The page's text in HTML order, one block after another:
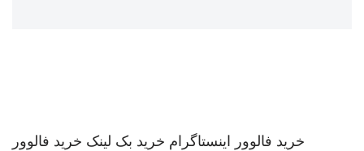
خرید فالوور اینستاگرام خرید بک لینک خرید فالوور